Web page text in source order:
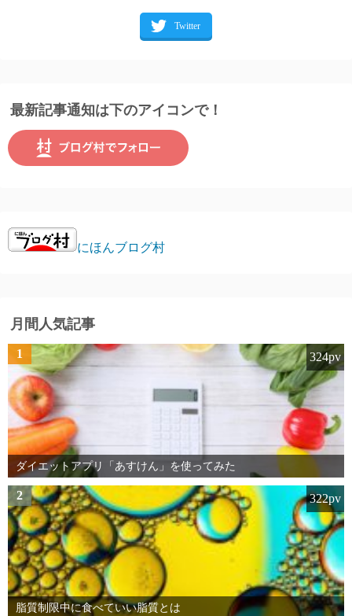
最新記事通知は下のアイコンで！
にほんブログ村
月間人気記事
1
ダイエットアプリ「あすけん」を使ってみた
324pv
2
脂質制限中に食べていい脂質とは
322pv